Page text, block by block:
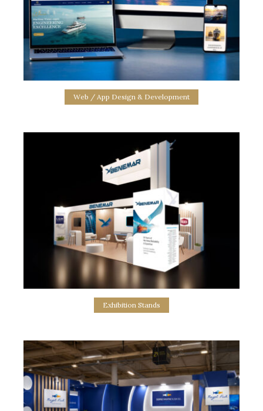
GK Nautica Website Design
web site design
Web / App Design & Development
Benemar Exhibition Stand
σχεδιασμός & κατασκευή εκθεσιακού περιπτέρου
Exhibition Stands